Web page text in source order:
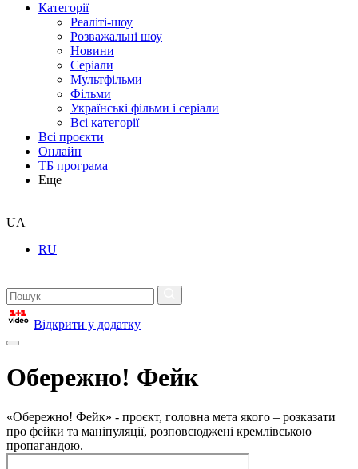
Категорії
Реаліті-шоу
Розважальні шоу
Новини
Серіали
Мультфільми
Фільми
Українські фільми і серіали
Всі категорії
Всі проєкти
Онлайн
ТБ програма
Еще
UA
RU
Відкрити у додатку
Обережно! Фейк
«Обережно! Фейк» - проєкт, головна мета якого – розказати
про фейки та маніпуляції, розповсюджені кремлівською
пропагандою.